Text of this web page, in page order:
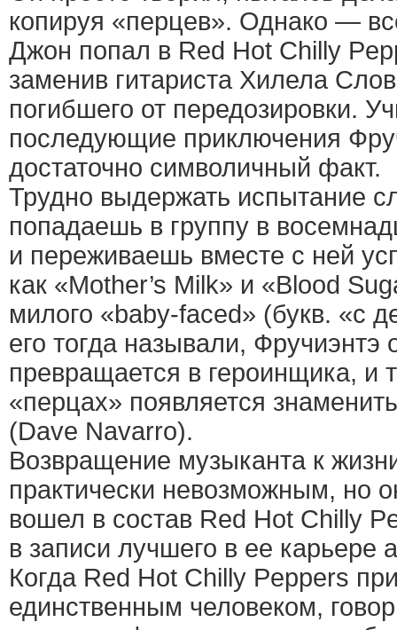
копируя «перцев». Однако —
Джон попал в Red Hot Chilly
заменив гитариста Хилела
погибшего от передозировки.
последующие приключения
достаточно символичный факт.
Трудно выдержать испытание
попадаешь в группу в
и переживаешь вместе с ней
как «Mother’s Milk» и «Blood
милого «baby-faced» (букв. «с
его тогда называли, Фручиэнтэ
превращается в героинщика, и
«перцах» появляется
(Dave Navarro).
Возвращение музыканта к
практически невозможным, но
вошел в состав Red Hot Chilly
в записи лучшего в ее карьере
Когда Red Hot Chilly Peppers
единственным человеком,